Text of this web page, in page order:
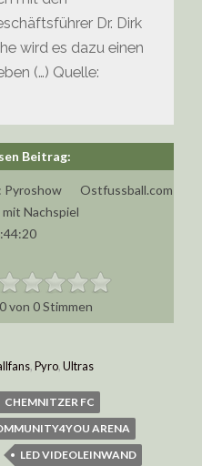
Dr. Dirk
wird es dazu einen
(…) Quelle:
Pyroshow
Nachspiel
Ostfussball.com
von 0Stimmen
,Pyro,Ultras
CHEMNITZER FC
ARENA
LED VIDEOLEINWAND